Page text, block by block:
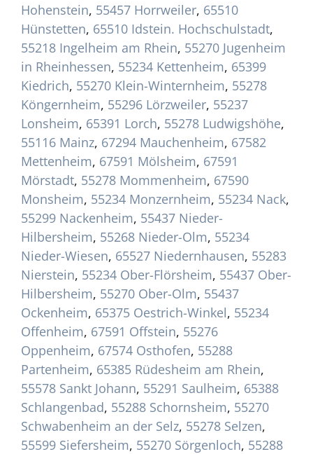
Hohenstein, 55457 Horrweiler, 65510
Hünstetten, 65510 Idstein. Hochschulstadt,
55218 Ingelheim am Rhein, 55270 Jugenheim
in Rheinhessen, 55234 Kettenheim, 65399
Kiedrich, 55270 Klein-Winternheim, 55278
Köngernheim, 55296 Lörzweiler, 55237
Lonsheim, 65391 Lorch, 55278 Ludwigshöhe,
55116 Mainz, 67294 Mauchenheim, 67582
Mettenheim, 67591 Mölsheim, 67591
Mörstadt, 55278 Mommenheim, 67590
Monsheim, 55234 Monzernheim, 55234 Nack,
55299 Nackenheim, 55437 Nieder-
Hilbersheim, 55268 Nieder-Olm, 55234
Nieder-Wiesen, 65527 Niedernhausen, 55283
Nierstein, 55234 Ober-Flörsheim, 55437 Ober-
Hilbersheim, 55270 Ober-Olm, 55437
Ockenheim, 65375 Oestrich-Winkel, 55234
Offenheim, 67591 Offstein, 55276
Oppenheim, 67574 Osthofen, 55288
Partenheim, 65385 Rüdesheim am Rhein,
55578 Sankt Johann, 55291 Saulheim, 65388
Schlangenbad, 55288 Schornsheim, 55270
Schwabenheim an der Selz, 55278 Selzen,
55599 Siefersheim, 55270 Sörgenloch, 55288